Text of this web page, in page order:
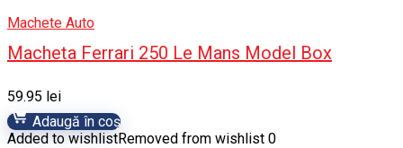
Machete Auto
Macheta Ferrari 250 Le Mans Model Box
59.95 lei
Adaugă în coș
Added to wishlistRemoved from wishlist 0